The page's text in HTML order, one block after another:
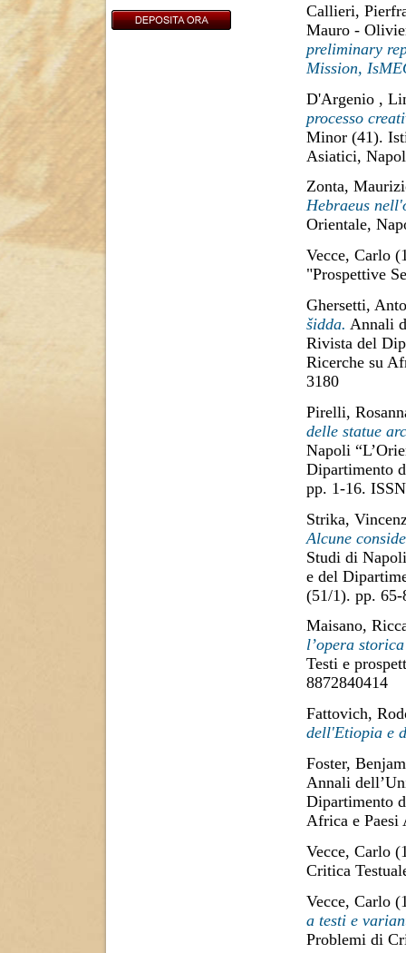
Callieri,
Mauro -
preliminary
Mission,
D'Argenio ,
processo
Minor (41).
Asiatici,
Zonta,
Hebraeus
Orientale,
Vecce, Carlo
"Prospettive
Ghersetti,
šidda. Annali
Rivista del
Ricerche su
3180
Pirelli,
delle statue
Napoli
Dipartimento
pp. 1-16.
Strika,
Alcune
Studi di
e del
(51/1). pp.
Maisano,
l’opera
Testi e
8872840414
Fattovich,
dell'Etiopia e
Foster,
Annali
Dipartimento
Africa e Paesi
Vecce, Carlo
Critica
Vecce, Carlo
a testi e
Problemi di